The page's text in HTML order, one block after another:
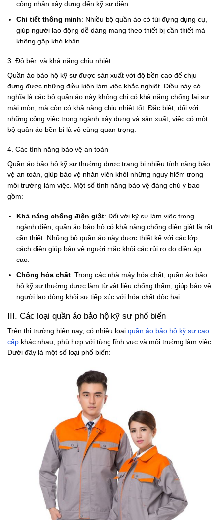
công nhân xây dựng đến kỹ sư điện.
Chi tiết thông minh: Nhiều bộ quần áo có túi đựng dụng cụ,
giúp người lao động dễ dàng mang theo thiết bị cần thiết mà
không gặp khó khăn.
3. Độ bền và khả năng chịu nhiệt
Quần áo bảo hộ kỹ sư được sản xuất với độ bền cao để chịu
đựng được những điều kiện làm việc khắc nghiệt. Điều này có
nghĩa là các bộ quần áo này không chỉ có khả năng chống lại sự
mài mòn, mà còn có khả năng chịu nhiệt tốt. Đặc biệt, đối với
những công việc trong ngành xây dựng và sản xuất, việc có một
bộ quần áo bền bỉ là vô cùng quan trọng.
4. Các tính năng bảo vệ an toàn
Quần áo bảo hộ kỹ sư thường được trang bị nhiều tính năng bảo
vệ an toàn, giúp bảo vệ nhân viên khỏi những nguy hiểm trong
môi trường làm việc. Một số tính năng bảo vệ đáng chú ý bao
gồm:
Khả năng chống điện giật: Đối với kỹ sư làm việc trong
ngành điện, quần áo bảo hộ có khả năng chống điện giật là rất
cần thiết. Những bộ quần áo này được thiết kế với các lớp
cách điện giúp bảo vệ người mặc khỏi các rủi ro do điện áp
cao.
Chống hóa chất: Trong các nhà máy hóa chất, quần áo bảo
hộ kỹ sư thường được làm từ vật liệu chống thấm, giúp bảo vệ
người lao động khỏi sự tiếp xúc với hóa chất độc hại.
III. Các loại quần áo bảo hộ kỹ sư phổ biến
Trên thị trường hiện nay, có nhiều loại quần áo bảo hộ kỹ sư cao
cấp khác nhau, phù hợp với từng lĩnh vực và môi trường làm việc.
Dưới đây là một số loại phổ biến: